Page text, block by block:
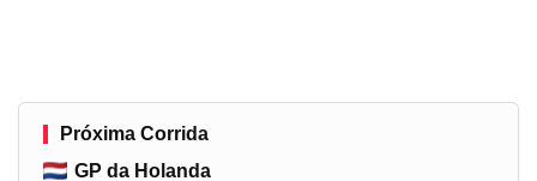
Próxima Corrida
GP da Holanda